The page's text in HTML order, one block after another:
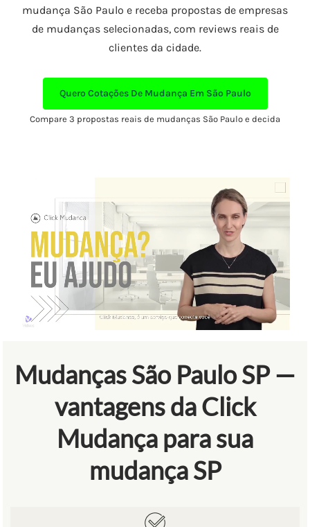
mudança São Paulo e receba propostas de empresas
de mudanças selecionadas, com reviews reais de
clientes da cidade.
Quero Cotações De Mudança Em São Paulo
Compare 3 propostas reais de mudanças São Paulo e decida
Mudanças São Paulo SP —
vantagens da Click
Mudança para sua
mudança SP